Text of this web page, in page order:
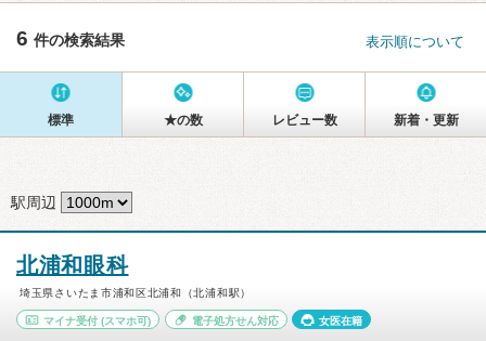
6 件の検索結果 表示順について
標準 ★の数 レビュー数 新着・更新
駅周辺
北浦和眼科
埼玉県さいたま市浦和区北浦和（北浦和駅）
マイナ受付 (スマホ可) 電子処方せん対応 女医在籍